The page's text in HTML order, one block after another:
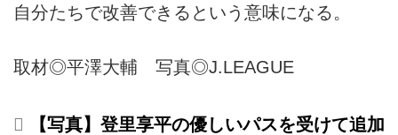
自分たちで改善できるという意味になる。
取材◎平澤大輔 写真◎J.LEAGUE
【写真】登里享平の優しいパスを受けて追加